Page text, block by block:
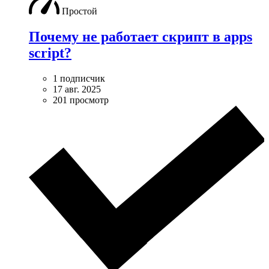
Простой
Почему не работает скрипт в apps
script?
1 подписчик
17 авг. 2025
201 просмотр